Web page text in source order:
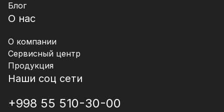
Блог
О нас
О компании
Сервисный центр
Продукция
Наши соц сети
+998 55 510-30-00